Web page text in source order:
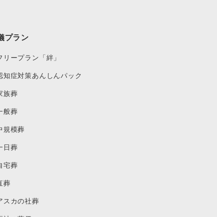
プラン
リープラン「絆」
知症対策あんしんパック
族葬
般葬
規模葬
日葬
宅葬
葬
スカの社葬